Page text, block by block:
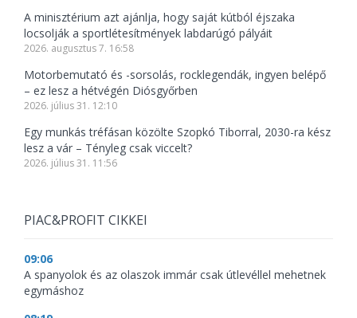
A minisztérium azt ajánlja, hogy saját kútból éjszaka
locsolják a sportlétesítmények labdarúgó pályáit
2026. augusztus 7. 16:58
Motorbemutató és -sorsolás, rocklegendák, ingyen belépő
– ez lesz a hétvégén Diósgyőrben
2026. július 31. 12:10
Egy munkás tréfásan közölte Szopkó Tiborral, 2030-ra kész
lesz a vár – Tényleg csak viccelt?
2026. július 31. 11:56
PIAC&PROFIT CIKKEI
09:06
A spanyolok és az olaszok immár csak útlevéllel mehetnek
egymáshoz